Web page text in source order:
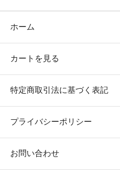
ホーム
カートを見る
特定商取引法に基づく表記
プライバシーポリシー
お問い合わせ